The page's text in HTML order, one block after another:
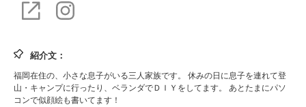
https://marbo-
nigaoetrou
紹介文：
福岡在住の、小さな息子がいる三人家族です。 休みの日に息子を連れて登
山・キャンプに行ったり、ベランダでＤＩＹをしてます。 あとたまにパソ
コンで似顔絵も書いてます！